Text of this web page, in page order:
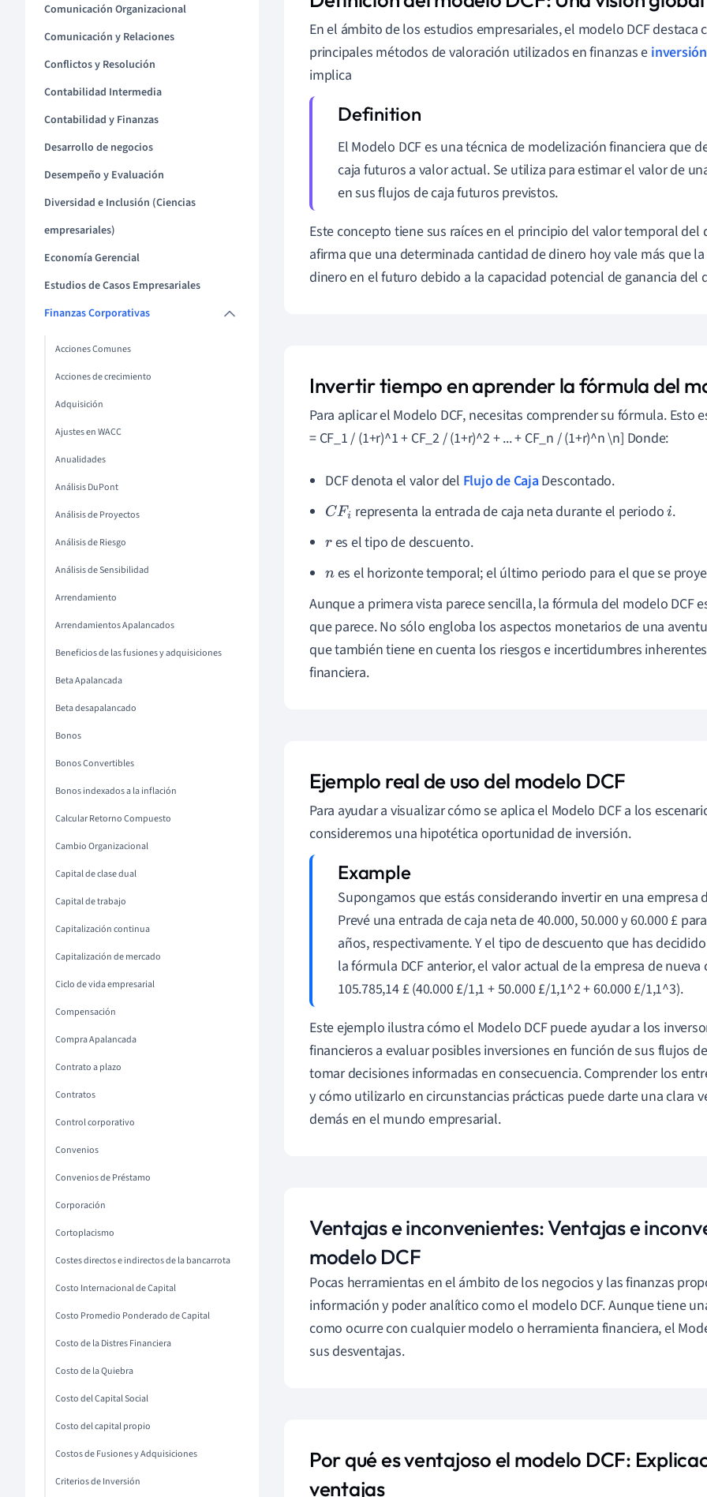
Comunicación Organizacional
Comunicación y Relaciones
Conflictos y Resolución
Contabilidad Intermedia
Contabilidad y Finanzas
Desarrollo de negocios
Desempeño y Evaluación
Diversidad e Inclusión (Ciencias
empresariales)
Economía Gerencial
Estudios de Casos Empresariales
Finanzas Corporativas
Acciones Comunes
Acciones de crecimiento
Adquisición
Ajustes en WACC
Anualidades
Análisis DuPont
Análisis de Proyectos
Análisis de Riesgo
Análisis de Sensibilidad
Arrendamiento
Arrendamientos Apalancados
Beneficios de las fusiones y adquisiciones
Beta Apalancada
Beta desapalancado
Bonos
Bonos Convertibles
Bonos indexados a la inflación
Calcular Retorno Compuesto
Cambio Organizacional
Capital de clase dual
Capital de trabajo
Capitalización continua
Capitalización de mercado
Ciclo de vida empresarial
Compensación
Compra Apalancada
Contrato a plazo
Contratos
Control corporativo
Convenios
Convenios de Préstamo
Corporación
Cortoplacismo
Costes directos e indirectos de la bancarrota
Costo Internacional de Capital
Costo Promedio Ponderado de Capital
Costo de la Distres Financiera
Costo de la Quiebra
Costo del Capital Social
Costo del capital propio
Costos de Fusiones y Adquisiciones
Criterios de Inversión
En el ámbito de los estudios empresariales, el modelo DCF destaca
principales métodos de valoración utilizados en finanzas e inversión
implica
El Modelo DCF es una técnica de modelización financiera que
caja futuros a valor actual. Se utiliza para estimar el valor de
en sus flujos de caja futuros previstos.
Este concepto tiene sus raíces en el principio del valor temporal del
afirma que una determinada cantidad de dinero hoy vale más que
dinero en el futuro debido a la capacidad potencial de ganancia del
Invertir tiempo en aprender la fórmula del
Para aplicar el Modelo DCF, necesitas comprender su fórmula. Esto
= CF_1 / (1+r)^1 + CF_2 / (1+r)^2 + ... + CF_n / (1+r)^n \n] Donde:
DCF denota el valor del Flujo de CajaDescontado.
CFi representa la entrada de caja neta durante el periodoi.
res el tipo de descuento.
nes el horizonte temporal; el último periodo para el que se
Aunque a primera vista parece sencilla, la fórmula del modelo DCF
que parece. No sólo engloba los aspectos monetarios de una
que también tiene en cuenta los riesgos e incertidumbres
financiera.
Ejemplo real de uso del modelo DCF
Para ayudar a visualizar cómo se aplica el Modelo DCF a los
consideremos una hipotética oportunidad de inversión.
Supongamos que estás considerando invertir en una empresa
Prevé una entrada de caja neta de 40.000, 50.000 y 60.000 £
años, respectivamente. Y el tipo de descuento que has
la fórmula DCF anterior, el valor actual de la empresa de nueva
105.785,14 £ (40.000 £/1,1 + 50.000 £/1,1^2 + 60.000 £/1,1^3).
Este ejemplo ilustra cómo el Modelo DCF puede ayudar a los
financieros a evaluar posibles inversiones en función de sus flujos
tomar decisiones informadas en consecuencia. Comprender los
y cómo utilizarlo en circunstancias prácticas puede darte una clara
demás en el mundo empresarial.
Ventajas e inconvenientes: Ventajas e
modelo DCF
Pocas herramientas en el ámbito de los negocios y las finanzas
información y poder analítico como el modelo DCF. Aunque tiene
como ocurre con cualquier modelo o herramienta financiera, el
sus desventajas.
Por qué es ventajoso el modelo DCF:
ventajas